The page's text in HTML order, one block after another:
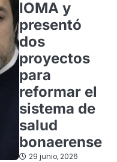
IOMA y
presentó
dos
proyectos
para
reformar el
sistema de
salud
bonaerense
29 junio, 2026